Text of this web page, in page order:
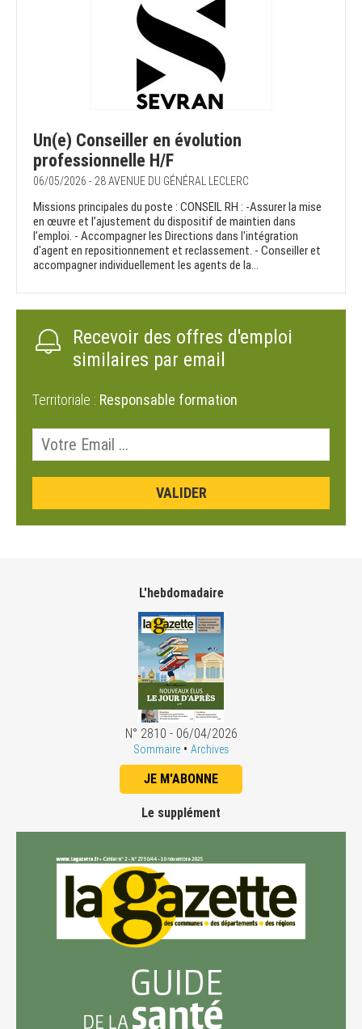
Un(e) Conseiller en évolution
professionnelle H/F
06/05/2026 - 28 AVENUE DU GÉNÉRAL LECLERC
Missions principales du poste : CONSEIL RH : -Assurer la mise
en œuvre et l’ajustement du dispositif de maintien dans
l’emploi. - Accompagner les Directions dans l'intégration
d'agent en repositionnement et reclassement. - Conseiller et
accompagner individuellement les agents de la...
Recevoir des offres d'emploi
similaires par email
Territoriale : Responsable formation
L'hebdomadaire
N° 2810 - 06/04/2026
Sommaire • Archives
JE M'ABONNE
Le supplément